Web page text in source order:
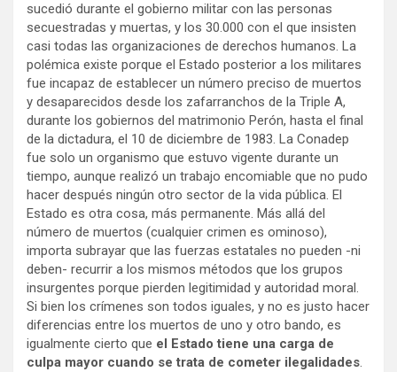
sucedió durante el gobierno militar con las personas
secuestradas y muertas, y los 30.000 con el que insisten
casi todas las organizaciones de derechos humanos. La
polémica existe porque el Estado posterior a los militares
fue incapaz de establecer un número preciso de muertos
y desaparecidos desde los zafarranchos de la Triple A,
durante los gobiernos del matrimonio Perón, hasta el final
de la dictadura, el 10 de diciembre de 1983. La Conadep
fue solo un organismo que estuvo vigente durante un
tiempo, aunque realizó un trabajo encomiable que no pudo
hacer después ningún otro sector de la vida pública. El
Estado es otra cosa, más permanente. Más allá del
número de muertos (cualquier crimen es ominoso),
importa subrayar que las fuerzas estatales no pueden -ni
deben- recurrir a los mismos métodos que los grupos
insurgentes porque pierden legitimidad y autoridad moral.
Si bien los crímenes son todos iguales, y no es justo hacer
diferencias entre los muertos de uno y otro bando, es
igualmente cierto que el Estado tiene una carga de
culpa mayor cuando se trata de cometer ilegalidades.